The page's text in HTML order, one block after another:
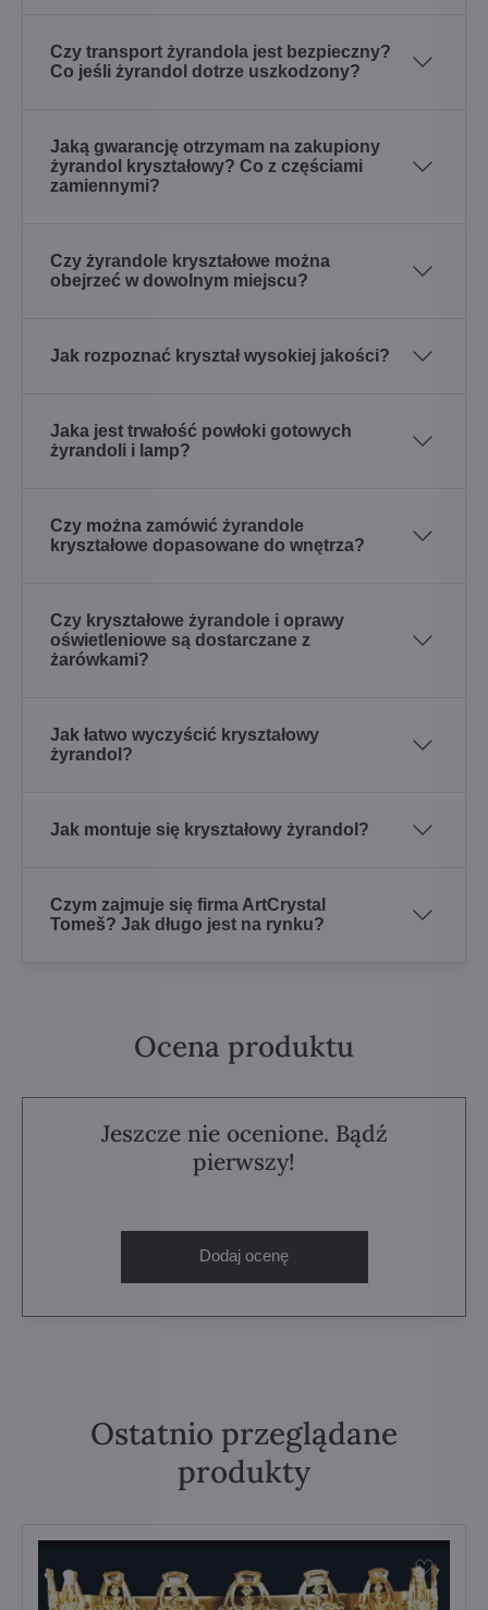
Czy transport żyrandola jest bezpieczny?
Co jeśli żyrandol dotrze uszkodzony?
Jaką gwarancję otrzymam na zakupiony
żyrandol kryształowy? Co z częściami
zamiennymi?
Czy żyrandole kryształowe można
obejrzeć w dowolnym miejscu?
Jak rozpoznać kryształ wysokiej jakości?
Jaka jest trwałość powłoki gotowych
żyrandoli i lamp?
Czy można zamówić żyrandole
kryształowe dopasowane do wnętrza?
Czy kryształowe żyrandole i oprawy
oświetleniowe są dostarczane z
żarówkami?
Jak łatwo wyczyścić kryształowy
żyrandol?
Jak montuje się kryształowy żyrandol?
Czym zajmuje się firma ArtCrystal
Tomeš? Jak długo jest na rynku?
Ocena produktu
Jeszcze nie ocenione. Bądź
pierwszy!
Dodaj ocenę
Ostatnio przeglądane
produkty